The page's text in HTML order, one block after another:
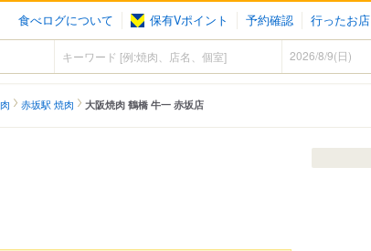
食べログについて 保有Vポイント 予約確認 行ったお店
赤坂駅 焼肉 大阪焼肉 鶴橋 牛一 赤坂店